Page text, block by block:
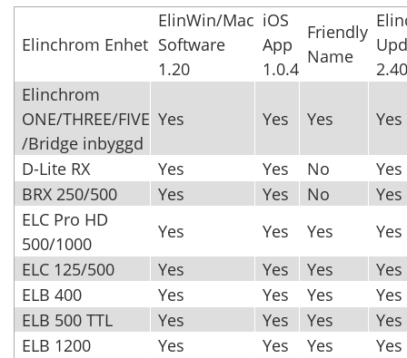
Elinchrom Enhet
ElinWin/Mac
Software
1.20
iOS
App
1.0.4
Friendly
Name
2.40
Elinchrom
ONE/THREE/FIVE
/Bridge inbyggd
Yes Yes Yes Yes
D-Lite RX Yes Yes No
Yes
BRX 250/500
Yes Yes No
Yes
ELC Pro HD
500/1000
Yes Yes Yes
Yes
ELC 125/500
Yes Yes Yes
Yes
ELB 400
Yes Yes Yes
Yes
ELB 500 TTL
Yes Yes Yes
Yes
ELB 1200
Yes Yes Yes
Yes